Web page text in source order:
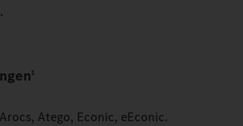
1
Atego, Econic, eEconic.